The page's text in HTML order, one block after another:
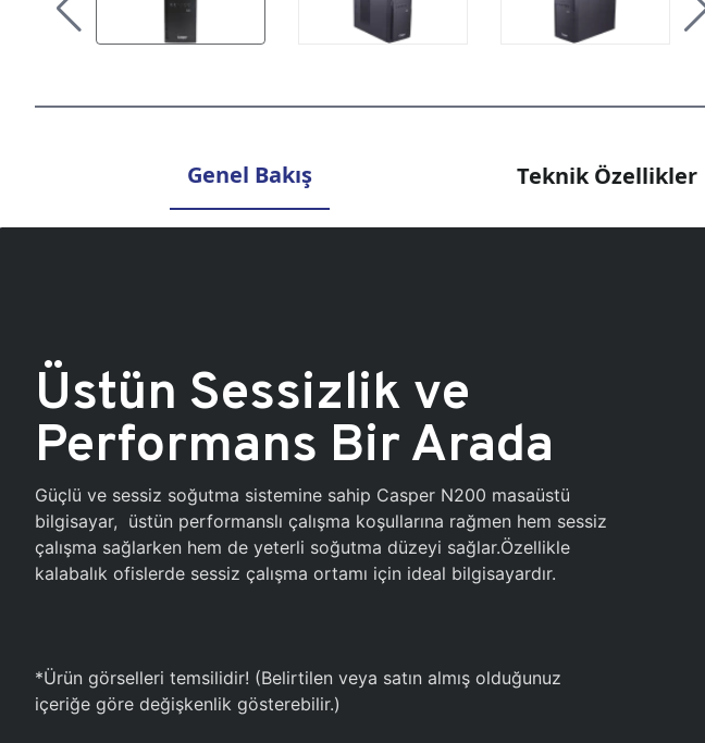
Genel Bakış Teknik Özellikler
Üstün Sessizlik ve
Performans Bir Arada
Güçlü ve sessiz soğutma sistemine sahip Casper N200 masaüstü
bilgisayar, üstün performanslı çalışma koşullarına rağmen hem sessiz
çalışma sağlarken hem de yeterli soğutma düzeyi sağlar.Özellikle
kalabalık ofislerde sessiz çalışma ortamı için ideal bilgisayardır.
*Ürün görselleri temsilidir! (Belirtilen veya satın almış olduğunuz
içeriğe göre değişkenlik gösterebilir.)